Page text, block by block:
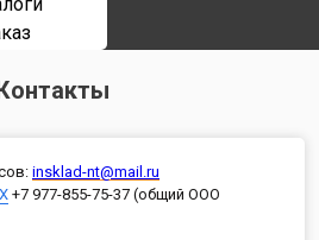
insklad-nt@mail.ru
+7 977-855-75-37 (общий ООО